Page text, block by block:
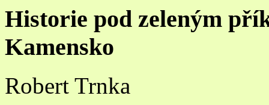
Historie pod zeleným
Kamensko
Robert Trnka